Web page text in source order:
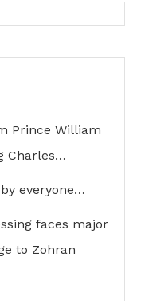
Prince William
Charles…
everyone…
faces major
to Zohran